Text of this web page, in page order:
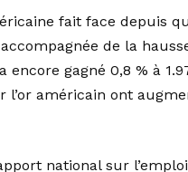
fait face depuis
de la
encore gagné 0,8 % à
américain ont
national sur